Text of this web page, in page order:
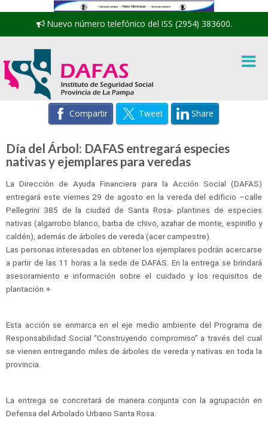
Nuevo número telefónico del ISS (2954) 383600.
Compartir Tweet Share
Día del Árbol: DAFAS entregará especies
nativas y ejemplares para veredas
La Dirección de Ayuda Financiera para la Acción Social (DAFAS)
entregará este viernes 29 de agosto en la vereda del edificio –calle
Pellegrini 385 de la ciudad de Santa Rosa- plantines de especies
nativas (algarrobo blanco, barba de chivo, azahar de monte, espinillo y
caldén), además de árboles de vereda (acer campestre).
Las personas interesadas en obtener los ejemplares podrán acercarse
a partir de las 11 horas a la sede de DAFAS. En la entrega se brindará
asesoramiento e información sobre el cuidado y los requisitos de
plantación.+
Esta acción se enmarca en el eje medio ambiente del Programa de
Responsabilidad Social “Construyendo compromiso” a través del cual
se vienen entregando miles de árboles de vereda y nativas en toda la
provincia.
La entrega se concretará de manera conjunta con la agrupación en
Defensa del Arbolado Urbano Santa Rosa.